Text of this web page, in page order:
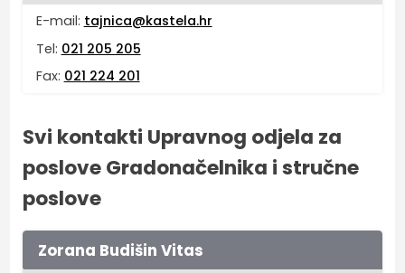
E-mail: tajnica@kastela.hr
Tel: 021 205 205
Fax: 021 224 201
Svi kontakti Upravnog odjela za
poslove Gradonačelnika i stručne
poslove
Zorana Budišin Vitas